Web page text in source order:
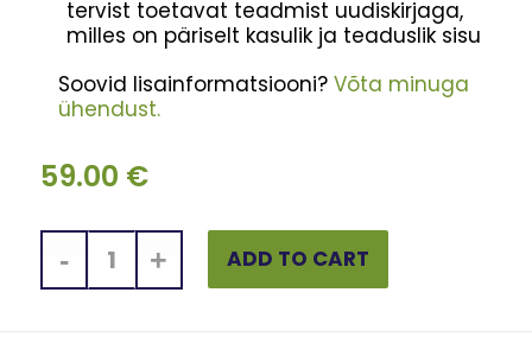
tervist toetavat teadmist uudiskirjaga,
milles on päriselt kasulik ja teaduslik sisu
Soovid lisainformatsiooni? Võta minuga
ühendust.
59.00 €
ADD TO CART